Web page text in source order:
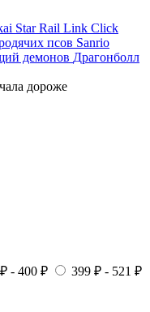
Star Rail Link Click
псов Sanrio
демонов Драгонболл
дороже
- 400 ₽
399 ₽ - 521 ₽